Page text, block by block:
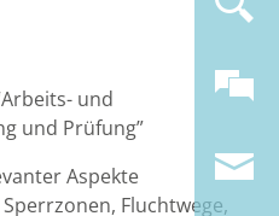
und
und Prüfung”
Aspekte
Fluchtwege,